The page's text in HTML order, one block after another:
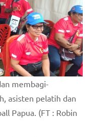
membagi-
asisten pelatih dan
Papua. (FT : Robin